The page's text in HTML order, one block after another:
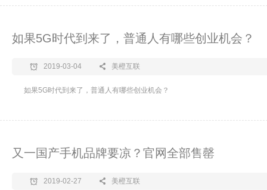
如果5G时代到来了，普通人有哪些创业机会？
2019-03-04 美橙互联
如果5G时代到来了，普通人有哪些创业机会？
又一国产手机品牌要凉？官网全部售罄
2019-02-27 美橙互联